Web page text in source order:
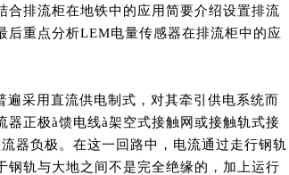
合排流柜在地铁中的应用简要介绍设置排流
后重点分析LEM电量传感器在排流柜中的应
采用直流供电制式，对其牵引供电系统而
器正极à馈电线à架空式接触网或接触轨式接
器负极。在这一回路中，电流通过走行钢轨
钢轨与大地之间不是完全绝缘的，加上运行